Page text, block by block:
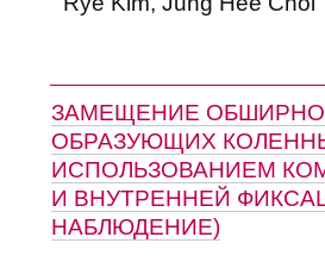
ЗАМЕЩЕНИЕ
ОБРАЗУЮЩИХ
ИСПОЛЬЗОВАНИЕМ
И ВНУТРЕННЕЙ
НАБЛЮДЕНИЕ)